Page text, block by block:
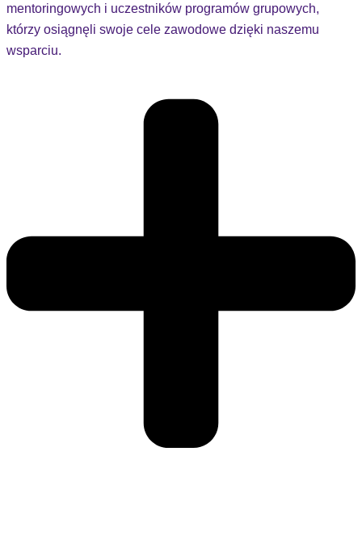
mentoringowych i uczestników programów grupowych,
którzy osiągnęli swoje cele zawodowe dzięki naszemu
wsparciu.